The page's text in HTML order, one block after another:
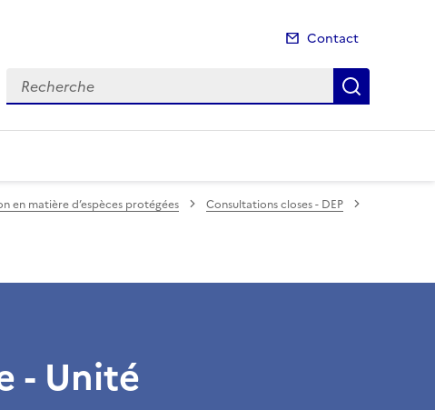
Contact
Recherche
en matière d’espèces protégées
Consultations closes - DEP
- Unité